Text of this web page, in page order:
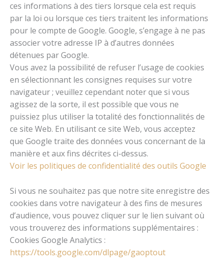
ces informations à des tiers lorsque cela est requis
par la loi ou lorsque ces tiers traitent les informations
pour le compte de Google. Google, s’engage à ne pas
associer votre adresse IP à d’autres données
détenues par Google.
Vous avez la possibilité de refuser l’usage de cookies
en sélectionnant les consignes requises sur votre
navigateur ; veuillez cependant noter que si vous
agissez de la sorte, il est possible que vous ne
puissiez plus utiliser la totalité des fonctionnalités de
ce site Web. En utilisant ce site Web, vous acceptez
que Google traite des données vous concernant de la
manière et aux fins décrites ci-dessus.
Voir les politiques de confidentialité des outils Google
Si vous ne souhaitez pas que notre site enregistre des
cookies dans votre navigateur à des fins de mesures
d’audience, vous pouvez cliquer sur le lien suivant où
vous trouverez des informations supplémentaires :
Cookies Google Analytics :
https://tools.google.com/dlpage/gaoptout